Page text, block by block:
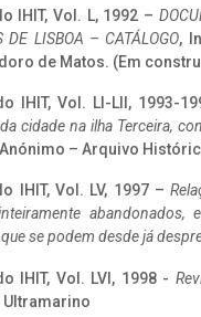
IHIT, Vol. L, 1992 –
DE LISBOA – CATÁLOGO,
de Matos. (Em
IHIT, Vol. LI-LII, 1993-
cidade na ilha Terceira,
– Arquivo
IHIT, Vol. LV, 1997 –
que se podem desde já
IHIT, Vol. LVI, 1998 -